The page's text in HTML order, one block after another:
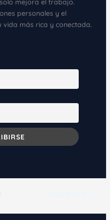
mejora el trabajo.
personales y el
vida más rica y conectada.